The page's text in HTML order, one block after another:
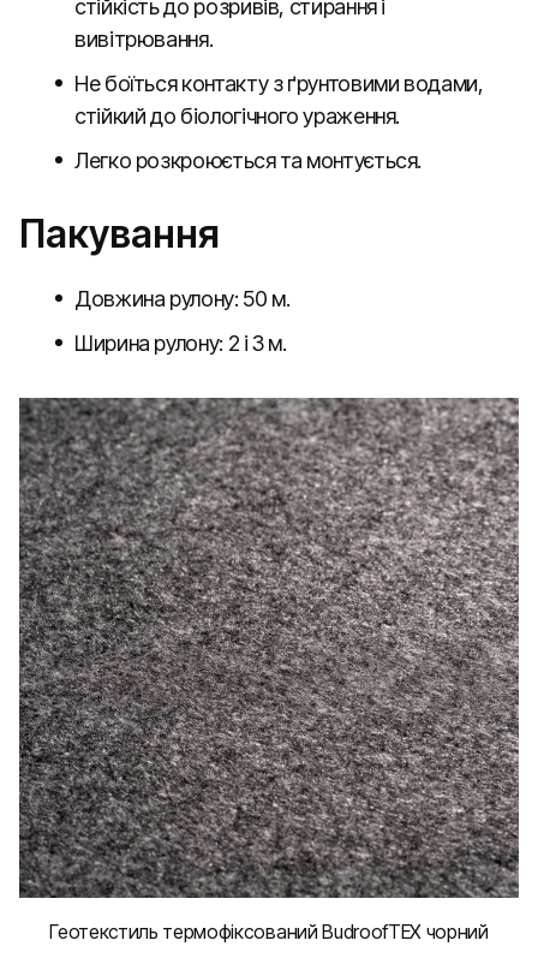
стійкість до розривів, стирання і
вивітрювання.
Не боїться контакту з ґрунтовими водами,
стійкий до біологічного ураження.
Легко розкроюється та монтується.
Пакування
Довжина рулону: 50 м.
Ширина рулону: 2 і 3 м.
Геотекстиль термофіксований BudroofTEX чорний